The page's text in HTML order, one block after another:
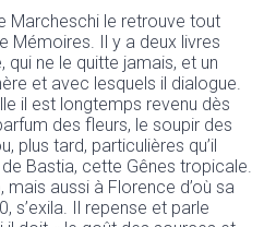
Marcheschi le retrouve tout
Mémoires. Il y a deux livres
qui ne le quitte jamais, et un
et avec lesquels il dialogue.
il est longtemps revenu dès
des fleurs, le soupir des
plus tard, particulières qu’il
Bastia, cette Gênes tropicale.
aussi à Florence d’où sa
s’exila. Il repense et parle